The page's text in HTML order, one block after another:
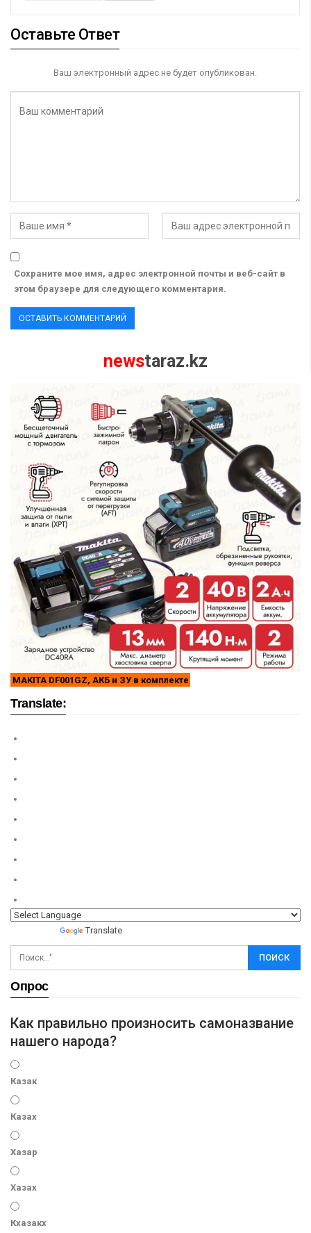
Оставьте Ответ
Ваш электронный адрес не будет опубликован.
Сохраните мое имя, адрес электронной почты и веб-сайт в
этом браузере для следующего комментария.
newstaraz.kz
MAKITA DF001GZ, АКБ и ЗУ в комплекте
Translate:
Translate
Опрос
Как правильно произносить самоназвание
нашего народа?
Казак
Казах
Хазар
Хазах
Кхазакх